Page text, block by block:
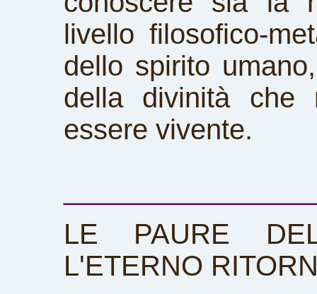
livello filosofico-
dello spirito
della divinità che
essere vivente.
LE PAURE
L'ETERNO